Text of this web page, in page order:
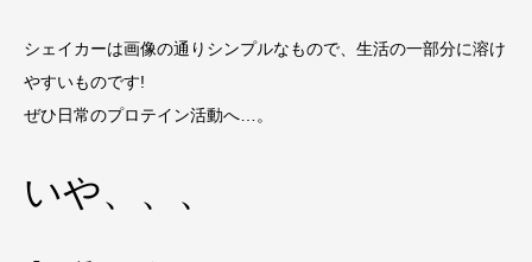
シェイカーは画像の通りシンプルなもので、生活の一部分に溶け
やすいものです!
ぜひ日常のプロテイン活動へ…。
いや、、、